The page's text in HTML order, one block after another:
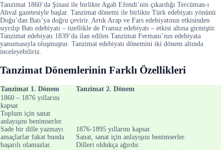
Tanzimat 1860’da Şinasi ile birlikte Agah Efendi’nin çıkardığı Tercüman-ı
Ahval gazetesiyle başlar. Tanzimat dönemi ile birlikte Türk edebiyatı yönünü
Doğu’dan Batı’ya doğru çevirir. Artık Arap ve Fars edebiyatının etkisinden
sıyrılıp Batı edebiyatı – özellikle de Fransız edebiyatı – etkisi altına girmiştir.
Tanzimat edebiyatı 1839’da ilan edilen Tanzimat Fermanı’nın edebiyata
yansımasıyla oluşmuştur. Tanzimat edebiyatı dönemini iki dönem altında
inceleyebiliriz.
Tanzimat Dönemlerinin Farklı Özellikleri
Tanzimat 1. Dönem
Tanzimat 2. Dönem
1860 – 1876 yıllarını
kapsar.
Toplum için sanat
anlayışını benimserler.
Sade bir dille yazmayı
amaçlarlar fakat bunda
başarılı olamazlar.
1876-1895 yıllarını kapsar.
Sanat, sanat için anlayışını benimserler.
Dilleri oldukça ağırdır.